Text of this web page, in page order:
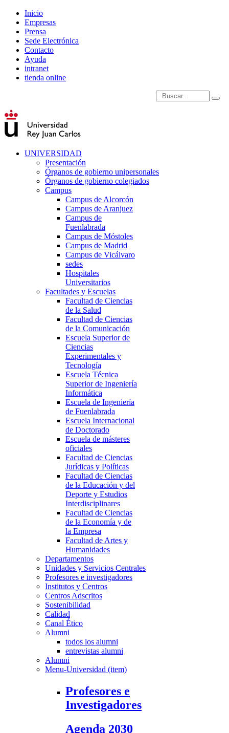
Inicio
Empresas
Prensa
Sede Electrónica
Contacto
Ayuda
intranet
tienda online
Introduce términos de
UNIVERSIDAD
Presentación
Órganos de gobierno unipersonales
Órganos de gobierno colegiados
Campus
Campus de Alcorcón
Campus de Aranjuez
Campus de
Fuenlabrada
Campus de Móstoles
Campus de Madrid
Campus de Vicálvaro
sedes
Hospitales
Universitarios
Facultades y Escuelas
Facultad de Ciencias
de la Salud
Facultad de Ciencias
de la Comunicación
Escuela Superior de
Ciencias
Experimentales y
Tecnología
Escuela Técnica
Superior de Ingeniería
Informática
Escuela de Ingeniería
de Fuenlabrada
Escuela Internacional
de Doctorado
Escuela de másteres
oficiales
Facultad de Ciencias
Jurídicas y Políticas
Facultad de Ciencias
de la Educación y del
Deporte y Estudios
Interdisciplinares
Facultad de Ciencias
de la Economía y de
la Empresa
Facultad de Artes y
Humanidades
Departamentos
Unidades y Servicios Centrales
Profesores e investigadores
Institutos y Centros
Centros Adscritos
Sostenibilidad
Calidad
Canal Ético
Alumni
todos los alumni
entrevistas alumni
Alumni
Menu-Universidad (item)
Profesores e
Investigadores
Agenda 2030